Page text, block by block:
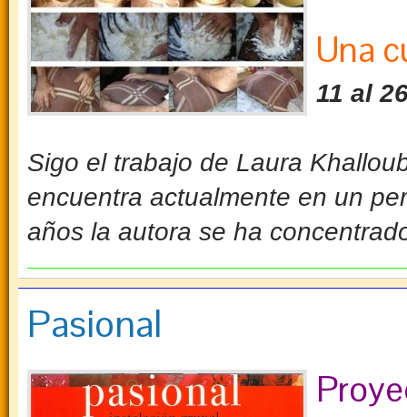
Una
11 al
Sigo el trabajo de Laura
encuentra actualmente en un
años la autora se ha
Pasional